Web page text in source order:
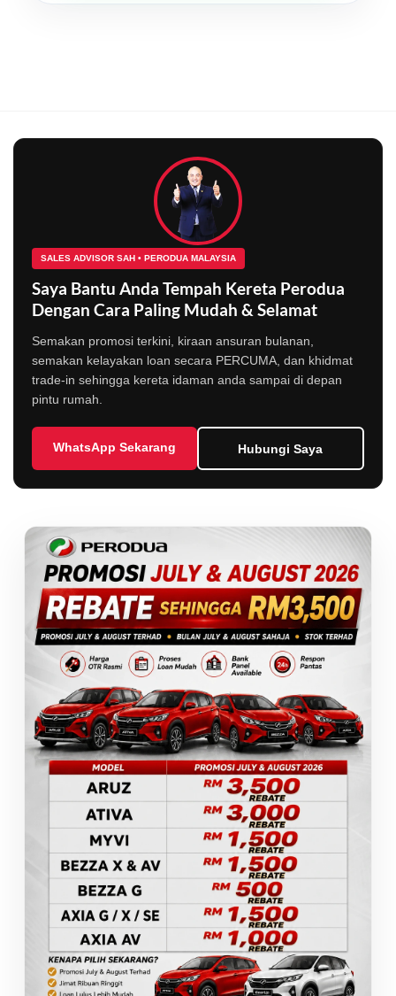
SALES ADVISOR SAH • PERODUA MALAYSIA
Saya Bantu Anda Tempah Kereta Perodua
Dengan Cara Paling Mudah & Selamat
Semakan promosi terkini, kiraan ansuran bulanan,
semakan kelayakan loan secara PERCUMA, dan khidmat
trade-in sehingga kereta idaman anda sampai di depan
pintu rumah.
WhatsApp Sekarang Hubungi Saya